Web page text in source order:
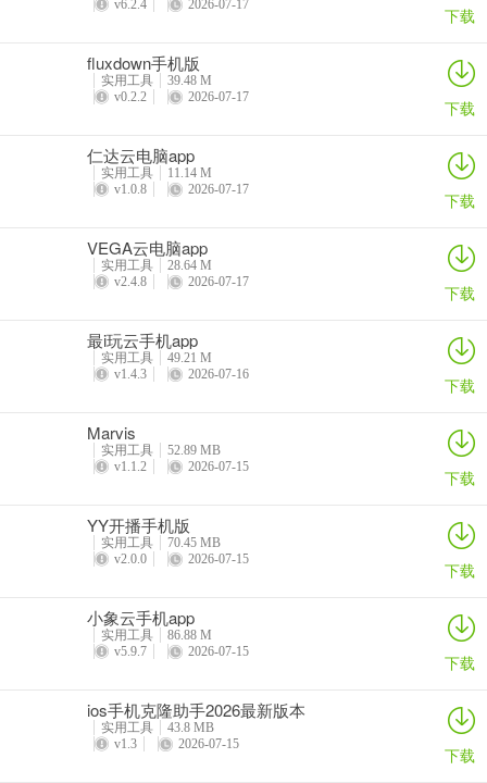
和欺诈网站侵害。它会根据你的使用习惯提出安全建议，帮你全方位
使用它非常方便，安装后就能自动扫描新安装应用，还能随时按需扫
描已安装应用。它性能超棒，扫描快速不影响电池寿命和手机性能，
各种手机应用。无论是日常使用还是玩游戏，它都能为你保驾护航，
让你轻松拥有安全无忧的手机使用环境。
比特梵德(手机病毒防护)常见问题
答：能检测超过99%的手机病毒，还可检测病毒、恶意软件、间谍软
问：软件对手机内存有要求吗？
答：所需内存相当小，但病毒库丰富，能带来安全防护。
问：如何注册比特梵德账号？
答：下载安装好软件后打开应用，同意协议进入。初次使用需登录账
录；没有账号则点击账号注册登录，输入用户名、email、密码，登录
成功后可免费使用。
答：可防病毒保护，检测率达100%，有网络保护、能根据使用情况提
安全建议等。
v6.2.4
2026-07-17 下载
fluxdown手机版
实用工具
39.48 M
v0.2.2
2026-07-17 下载
仁达云电脑app
实用工具
11.14 M
v1.0.8
2026-07-17 下载
VEGA云电脑app
实用工具
28.64 M
v2.4.8
2026-07-17 下载
最i玩云手机app
实用工具
49.21 M
v1.4.3
2026-07-16 下载
Marvis
实用工具
52.89 MB
v1.1.2
2026-07-15 下载
YY开播手机版
实用工具
70.45 MB
v2.0.0
2026-07-15 下载
小象云手机app
实用工具
86.88 M
v5.9.7
2026-07-15 下载
ios手机克隆助手2026最新版本
实用工具
43.8 MB
v1.3
2026-07-15 下载